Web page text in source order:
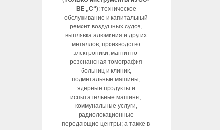
BE „C“): техническое
обслуживание и капитальный
ремонт воздушных судов,
выплавка алюминия и других
металлов, производство
электроники, магнитно-
резонансная томография
больниц и клиник,
подметальные машины,
ядерные продукты и
испытательные машины,
коммунальные услуги,
радиолокационные
передающие центры; а также в